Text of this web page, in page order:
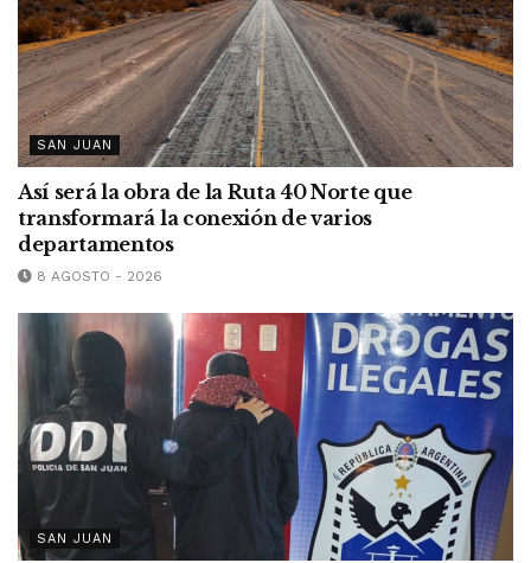
SAN JUAN
Así será la obra de la Ruta 40 Norte que
transformará la conexión de varios
departamentos
8 AGOSTO - 2026
SAN JUAN